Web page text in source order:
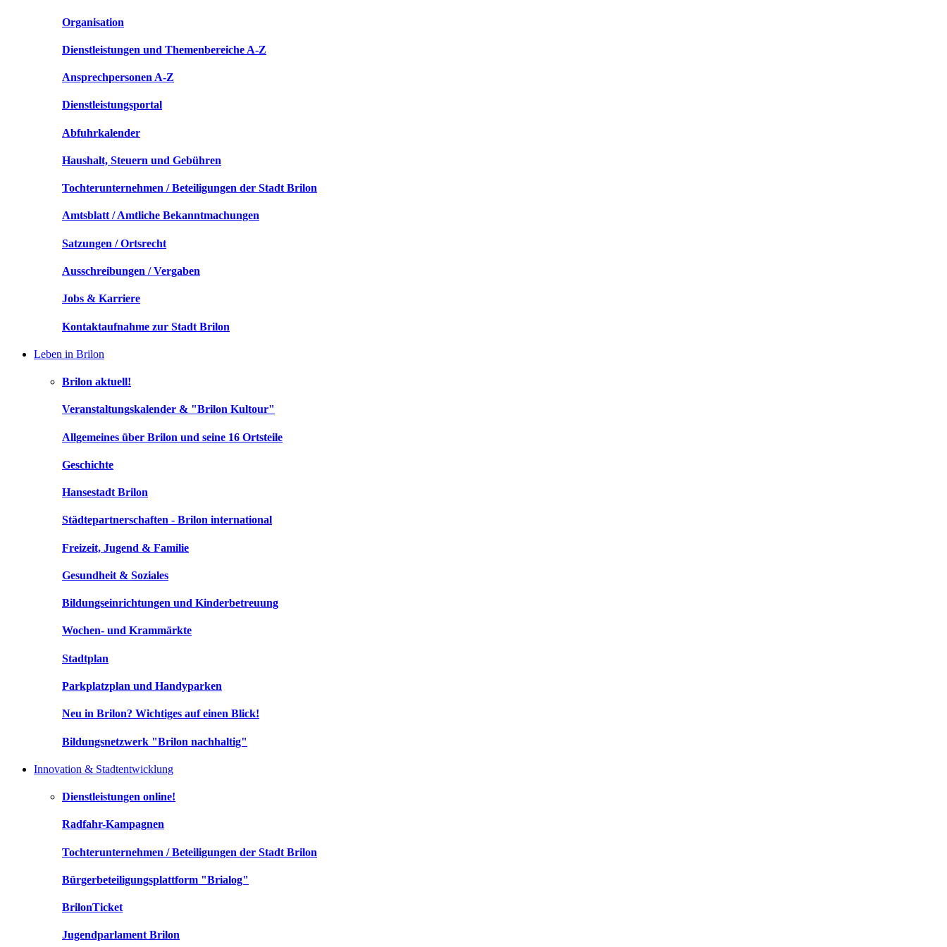
Organisation
Dienstleistungen und Themenbereiche A-Z
Ansprechpersonen A-Z
Dienstleistungsportal
Abfuhrkalender
Haushalt, Steuern und Gebühren
Tochterunternehmen / Beteiligungen der Stadt Brilon
Amtsblatt / Amtliche Bekanntmachungen
Satzungen / Ortsrecht
Ausschreibungen / Vergaben
Jobs & Karriere
Kontaktaufnahme zur Stadt Brilon
Leben in Brilon
Brilon aktuell!
Veranstaltungskalender & "Brilon Kultour"
Allgemeines über Brilon und seine 16 Ortsteile
Geschichte
Hansestadt Brilon
Städtepartnerschaften - Brilon international
Freizeit, Jugend & Familie
Gesundheit & Soziales
Bildungseinrichtungen und Kinderbetreuung
Wochen- und Krammärkte
Stadtplan
Parkplatzplan und Handyparken
Neu in Brilon? Wichtiges auf einen Blick!
Bildungsnetzwerk "Brilon nachhaltig"
Innovation & Stadtentwicklung
Dienstleistungen online!
Radfahr-Kampagnen
Tochterunternehmen / Beteiligungen der Stadt Brilon
Bürgerbeteiligungsplattform "Brialog"
BrilonTicket
Jugendparlament Brilon